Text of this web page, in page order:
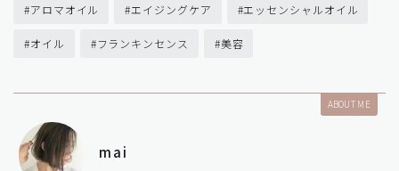
#アロマオイル #エイジングケア #エッセンシャルオイル
#オイル #フランキンセンス #美容
ABOUT ME
mai